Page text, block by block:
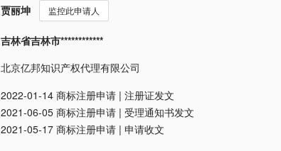
贾丽坤 监控此申请人
吉林省吉林市************
北京亿邦知识产权代理有限公司
2022-01-14 商标注册申请 | 注册证发文
2021-06-05 商标注册申请 | 受理通知书发文
2021-05-17 商标注册申请 | 申请收文